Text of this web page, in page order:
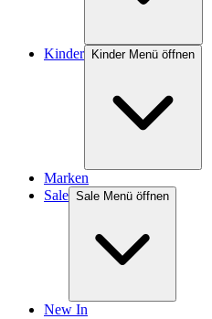
Kinder Kinder Menü öffnen
Marken
Sale Sale Menü öffnen
New In